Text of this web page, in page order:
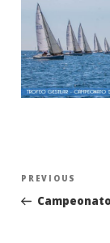
Navegación
entradas
Previous
Post
PREVIOUS